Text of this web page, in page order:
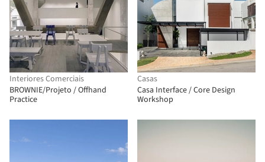
Interiores Comerciais
BROWNIE/Projeto / Offhand
Practice
Casas
Casa Interface / Core Design
Workshop